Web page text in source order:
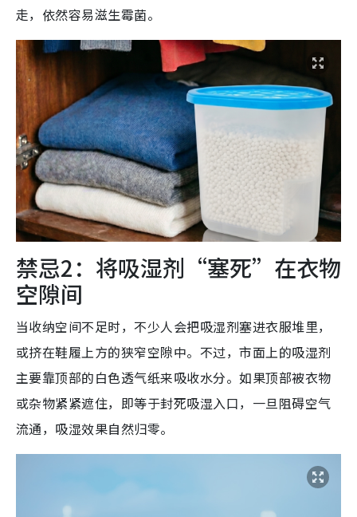
走，依然容易滋生霉菌。
禁忌2：将吸湿剂“塞死”在衣物
空隙间
当收纳空间不足时，不少人会把吸湿剂塞进衣服堆里，
或挤在鞋履上方的狭窄空隙中。不过，市面上的吸湿剂
主要靠顶部的白色透气纸来吸收水分。如果顶部被衣物
或杂物紧紧遮住，即等于封死吸湿入口，一旦阻碍空气
流通，吸湿效果自然归零。